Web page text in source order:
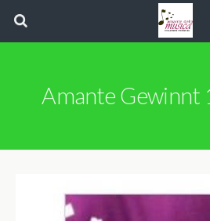
Amante Gewinnt